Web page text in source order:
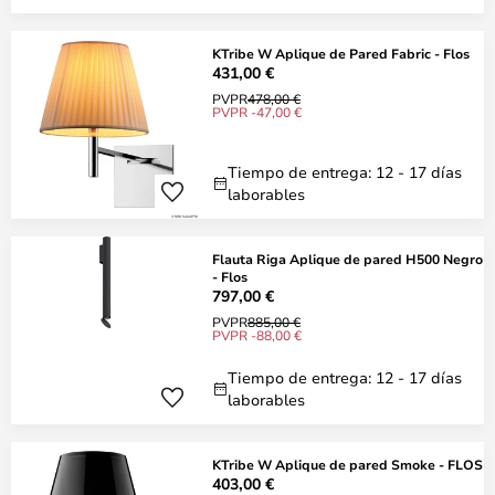
KTribe W Aplique de Pared Fabric - Flos
431,00 €
PVPR478,00 €
PVPR -47,00 €
Tiempo de entrega: 12 - 17 días
laborables
Flauta Riga Aplique de pared H500 Negro
- Flos
797,00 €
PVPR885,00 €
PVPR -88,00 €
Tiempo de entrega: 12 - 17 días
laborables
KTribe W Aplique de pared Smoke - FLOS
403,00 €